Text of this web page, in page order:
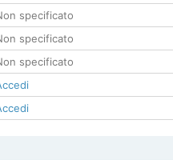
specificato
specificato
specificato